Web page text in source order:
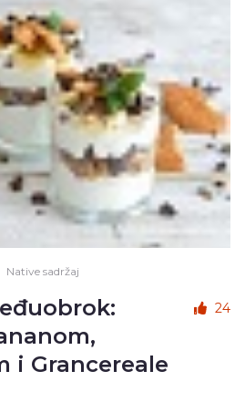
Native sadržaj
i Grancereale
24